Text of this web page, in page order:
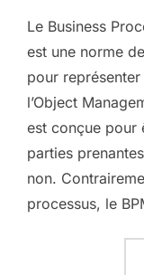
Le Business
est une norme
pour
l’Object
est conçue pour
parties
non.
processus, le